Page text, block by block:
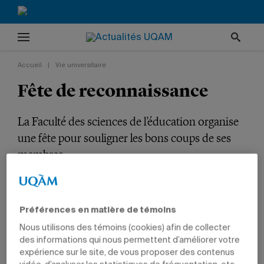
Accueil Vie universitaire
Fête de reconnaissance
La Faculté des sciences de l’éducation organise
une fête pour souligner les bons coups de ses
membres.
VIE UNIVERSITAIRE
Préférences en matière de témoins
Nous utilisons des témoins (cookies) afin de collecter
des informations qui nous permettent d’améliorer votre
expérience sur le site, de vous proposer des contenus